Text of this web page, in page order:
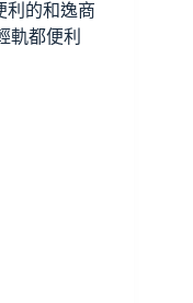
利的和逸商
軌都便利